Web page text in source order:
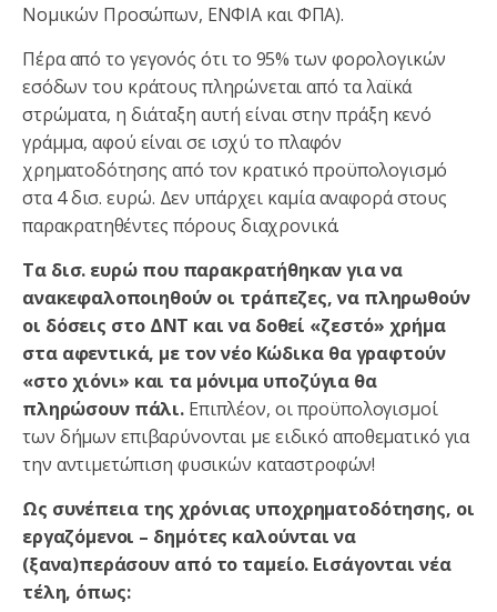
Νομικών Προσώπων, ΕΝΦΙΑ και ΦΠΑ).
Πέρα από το γεγονός ότι το 95% των φορολογικών
εσόδων του κράτους πληρώνεται από τα λαϊκά
στρώματα, η διάταξη αυτή είναι στην πράξη κενό
γράμμα, αφού είναι σε ισχύ το πλαφόν
χρηματοδότησης από τον κρατικό προϋπολογισμό
στα 4 δισ. ευρώ. Δεν υπάρχει καμία αναφορά στους
παρακρατηθέντες πόρους διαχρονικά.
Τα δισ. ευρώ που παρακρατήθηκαν για να
ανακεφαλοποιηθούν οι τράπεζες, να πληρωθούν
οι δόσεις στο ΔΝΤ και να δοθεί «ζεστό» χρήμα
στα αφεντικά, με τον νέο Κώδικα θα γραφτούν
«στο χιόνι» και τα μόνιμα υποζύγια θα
πληρώσουν πάλι.Επιπλέον, οι προϋπολογισμοί
των δήμων επιβαρύνονται με ειδικό αποθεματικό για
την αντιμετώπιση φυσικών καταστροφών!
Ως συνέπεια της χρόνιας υποχρηματοδότησης, οι
εργαζόμενοι – δημότες καλούνται να
(ξανα)περάσουν από το ταμείο. Εισάγονται νέα
τέλη, όπως: